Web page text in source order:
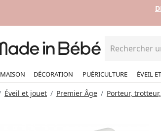
MAISON DÉCORATION PUÉRICULTURE ÉVEIL
Éveil et jouet Premier Âge Porteur,